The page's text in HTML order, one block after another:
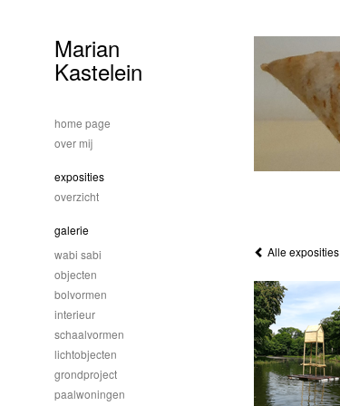
Alle exposities
Marian
Kastelein
home page
over mij
exposities
overzicht
galerie
wabi sabi
objecten
bolvormen
interieur
schaalvormen
lichtobjecten
grondproject
paalwoningen